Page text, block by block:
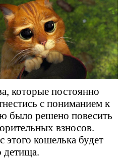
которые постоянно
с пониманием к
было решено повесить
взносов.
этого кошелька будет
детища.